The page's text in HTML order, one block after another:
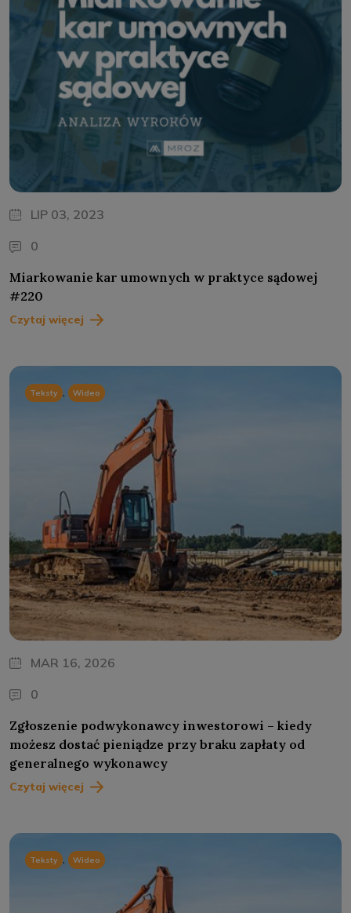
LIP 03, 2023
0
Miarkowanie kar umownych w praktyce sądowej
#220
Czytaj więcej
Teksty , Wideo
MAR 16, 2026
0
Zgłoszenie podwykonawcy inwestorowi – kiedy
możesz dostać pieniądze przy braku zapłaty od
generalnego wykonawcy
Czytaj więcej
Teksty , Wideo